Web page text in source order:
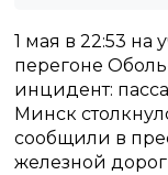
1 мая в 22:53 на
перегоне
инцидент:
Минск
сообщили в
железной